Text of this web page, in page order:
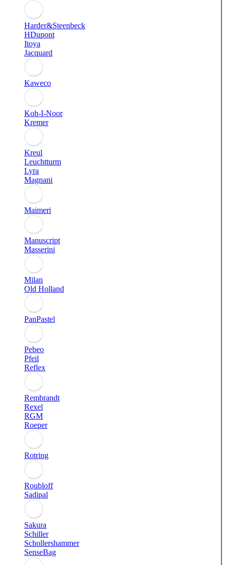
Harder&Steenbeck
HDupont
Itoya
Jacquard
Kaweco
Koh-I-Noor
Kremer
Kreul
Leuchtturm
Lyra
Magnani
Maimeri
Manuscript
Masserini
Milan
Old Holland
PanPastel
Pebeo
Pfeil
Reflex
Rembrandt
Rexel
RGM
Roeper
Rotring
Roubloff
Sadipal
Sakura
Schiller
Schollershammer
SenseBag